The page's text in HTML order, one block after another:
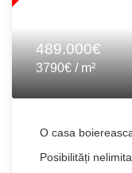
489.000€
3790€ / m²
O casa
Posibilități